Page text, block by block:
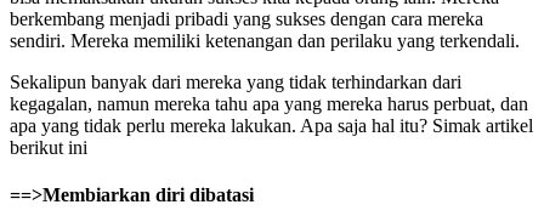
berkembang menjadi pribadi yang sukses dengan cara mereka
sendiri. Mereka memiliki ketenangan dan perilaku yang terkendali.
Sekalipun banyak dari mereka yang tidak terhindarkan dari
kegagalan, namun mereka tahu apa yang mereka harus perbuat, dan
apa yang tidak perlu mereka lakukan. Apa saja hal itu? Simak artikel
berikut ini
==>Membiarkan diri dibatasi